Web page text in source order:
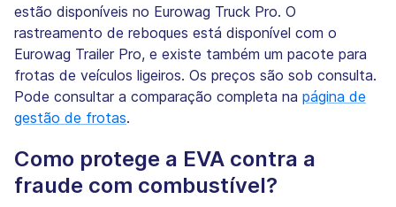
estão disponíveis no Eurowag Truck Pro. O
rastreamento de reboques está disponível com o
Eurowag Trailer Pro, e existe também um pacote para
frotas de veículos ligeiros. Os preços são sob consulta.
Pode consultar a comparação completa na página de
gestão de frotas.
Como protege a EVA contra a
fraude com combustível?